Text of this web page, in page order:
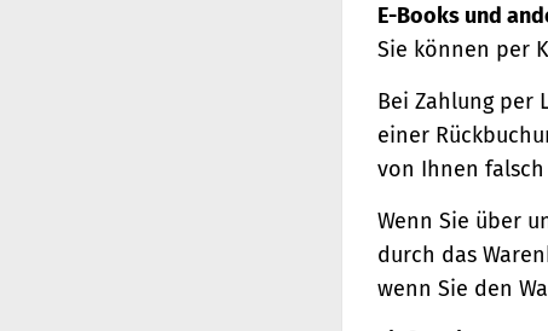
E-Books und
Sie können per
Bei Zahlung per
einer
von Ihnen
Wenn Sie über
durch das
wenn Sie den